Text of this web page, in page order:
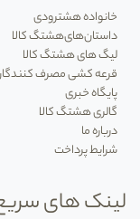
خانواده هشترودی
داستان‌های‌هشتگ کالا
لیگ های هشتگ کالا
قرعه کشی مصرف
پایگاه خبری
گالری هشتگ کالا
درباره ما
شرایط پرداخت
لینک های